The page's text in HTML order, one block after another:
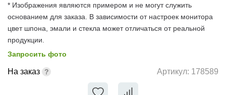
* Изображения являются примером и не могут служить
основанием для заказа. В зависимости от настроек монитора
цвет шпона, эмали и стекла может отличаться от реальной
продукции.
Запросить фото
На заказ Артикул: 178589